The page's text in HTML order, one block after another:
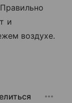
и
воздухе.